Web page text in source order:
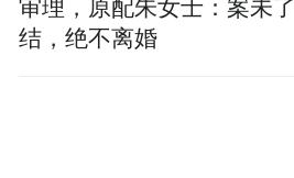
审理，原配朱女士：案未了
结，绝不离婚